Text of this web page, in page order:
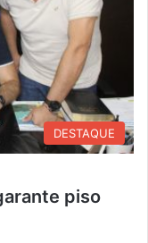
DESTAQUE
piso